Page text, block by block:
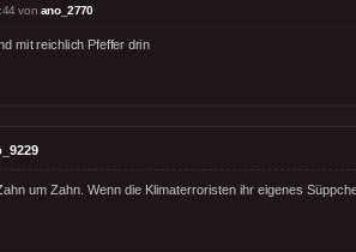
von ano_2770
mit reichlich Pfeffer drin
um Zahn. Wenn die Klimaterroristen ihr eigenes